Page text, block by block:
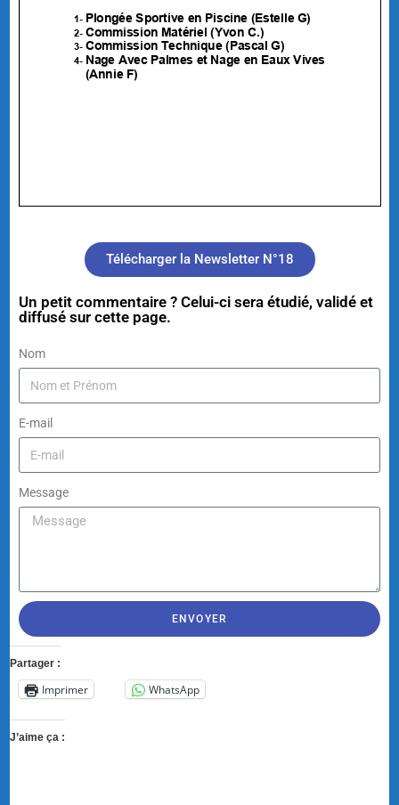
Télécharger la Newsletter N°18
Un petit commentaire ? Celui-ci sera étudié, validé et
diffusé sur cette page.
Nom
E-mail
Message
ENVOYER
Partager :
Imprimer WhatsApp
J’aime ça :